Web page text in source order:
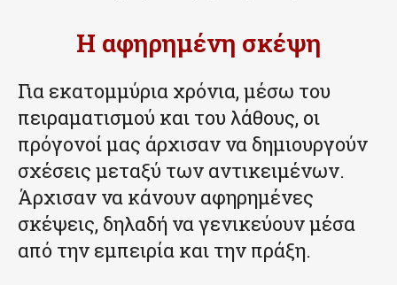
Η αφηρημένη σκέψη
Για εκατομμύρια χρόνια, μέσω του
πειραματισμού και του λάθους, οι
πρόγονοί μας άρχισαν να δημιουργούν
σχέσεις μεταξύ των αντικειμένων.
Άρχισαν να κάνουν αφηρημένες
σκέψεις, δηλαδή να γενικεύουν μέσα
από την εμπειρία και την πράξη.